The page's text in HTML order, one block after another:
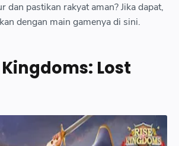
game ini, Anda akan disuruh untuk pilih
ingin Anda kontrol. Terdaftar ada 3 fraksi
.
table align center cellpadding 0 cellspacing
dan pastikan rakyat aman? Jika dapat,
dengan main gamenya di sini.
Kingdoms: Lost